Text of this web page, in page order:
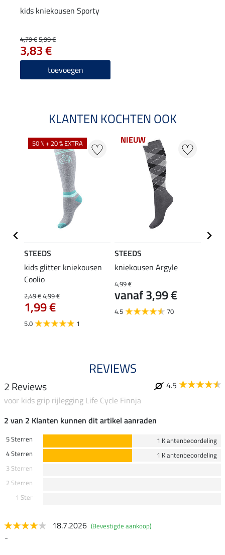
kids kniekousen Sporty
4,79 €5,99 €
3,83 €
toevoegen
KLANTEN KOCHTEN OOK
50 % + 20 % EXTRA
STEEDS
kids glitter kniekousen
Coolio
2,49 €4,99 €
1,99 €
5.0 1
NIEUW
STEEDS
kniekousen Argyle
4,99 €
vanaf 3,99 €
4.5 70
REVIEWS
2 Reviews
4.5
voor kids grip rijlegging Life Cycle Finnja
2 van 2 Klanten kunnen dit artikel aanraden
5 Sterren
1 Klantenbeoordeling
4 Sterren
1 Klantenbeoordeling
3 Sterren
2 Sterren
1 Ster
18.7.2026 (Bevestigde aankoop)
-